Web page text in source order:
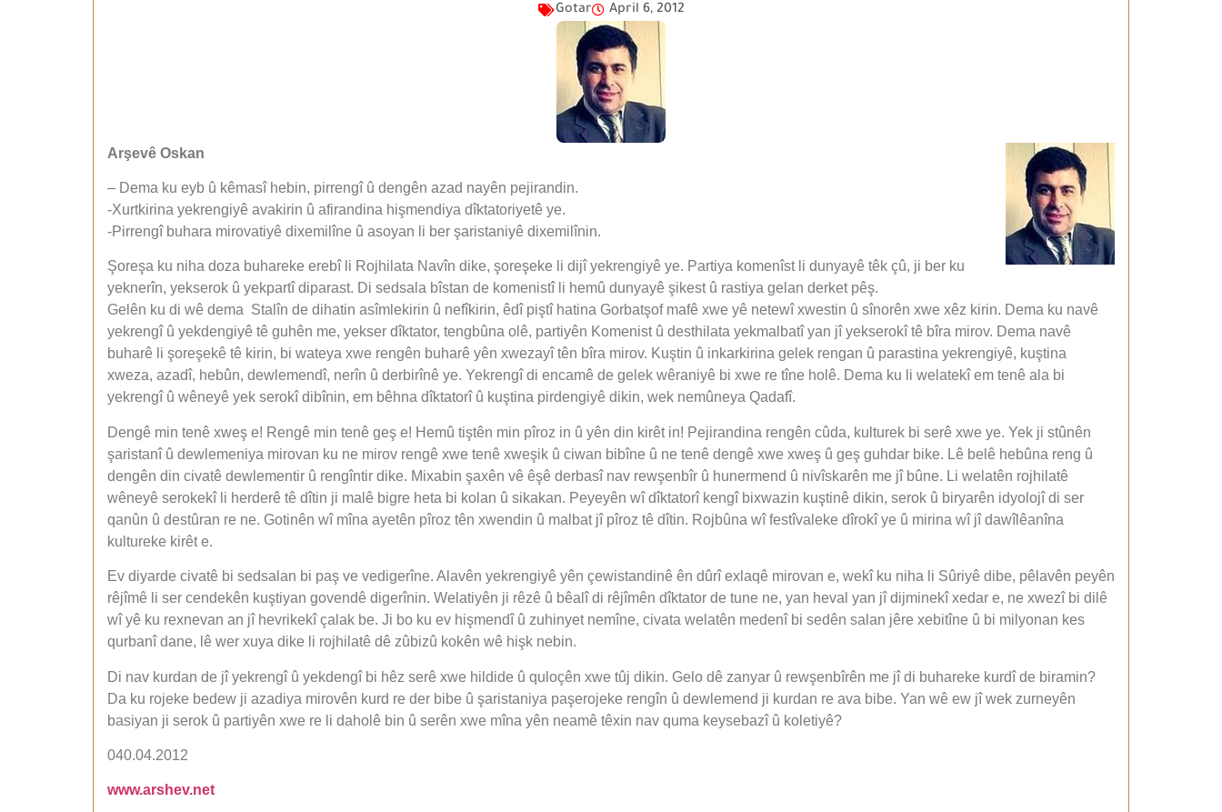
Gotar April 6, 2012
Arşevê Oskan
– Dema ku eyb û kêmasî hebin, pirrengî û dengên azad nayên pejirandin.
-Xurtkirina yekrengiyê avakirin û afirandina hişmendiya dîktatoriyetê ye.
-Pirrengî buhara mirovatiyê dixemilîne û asoyan li ber şaristaniyê dixemilînin.
Şoreşa ku niha doza buhareke erebî li Rojhilata Navîn dike, şoreşeke li dijî yekrengiyê ye. Partiya komenîst li dunyayê têk çû, ji ber ku
yeknerîn, yekserok û yekpartî diparast. Di sedsala bîstan de komenistî li hemû dunyayê şikest û rastiya gelan derket pêş.
Gelên ku di wê dema Stalîn de dihatin asîmlekirin û nefîkirin, êdî piştî hatina Gorbatşof mafê xwe yê netewî xwestin û sînorên xwe xêz kirin. Dema ku navê
yekrengî û yekdengiyê tê guhên me, yekser dîktator, tengbûna olê, partiyên Komenist û desthilata yekmalbatî yan jî yekserokî tê bîra mirov. Dema navê
buharê li şoreşekê tê kirin, bi wateya xwe rengên buharê yên xwezayî tên bîra mirov. Kuştin û inkarkirina gelek rengan û parastina yekrengiyê, kuştina
xweza, azadî, hebûn, dewlemendî, nerîn û derbirînê ye. Yekrengî di encamê de gelek wêraniyê bi xwe re tîne holê. Dema ku li welatekî em tenê ala bi
yekrengî û wêneyê yek serokî dibînin, em bêhna dîktatorî û kuştina pirdengiyê dikin, wek nemûneya Qadafî.
Dengê min tenê xweş e! Rengê min tenê geş e! Hemû tiştên min pîroz in û yên din kirêt in! Pejirandina rengên cûda, kulturek bi serê xwe ye. Yek ji stûnên
şaristanî û dewlemeniya mirovan ku ne mirov rengê xwe tenê xweşik û ciwan bibîne û ne tenê dengê xwe xweş û geş guhdar bike. Lê belê hebûna reng û
dengên din civatê dewlementir û rengîntir dike. Mixabin şaxên vê êşê derbasî nav rewşenbîr û hunermend û nivîskarên me jî bûne. Li welatên rojhilatê
wêneyê serokekî li herderê tê dîtin ji malê bigre heta bi kolan û sikakan. Peyeyên wî dîktatorî kengî bixwazin kuştinê dikin, serok û biryarên idyolojî di ser
qanûn û destûran re ne. Gotinên wî mîna ayetên pîroz tên xwendin û malbat jî pîroz tê dîtin. Rojbûna wî festîvaleke dîrokî ye û mirina wî jî dawîlêanîna
kultureke kirêt e.
Ev diyarde civatê bi sedsalan bi paş ve vedigerîne. Alavên yekrengiyê yên çewistandinê ên dûrî exlaqê mirovan e, wekî ku niha li Sûriyê dibe, pêlavên peyên
rêjîmê li ser cendekên kuştiyan govendê digerînin. Welatiyên ji rêzê û bêalî di rêjîmên dîktator de tune ne, yan heval yan jî dijminekî xedar e, ne xwezî bi dilê
wî yê ku rexnevan an jî hevrikekî çalak be. Ji bo ku ev hişmendî û zuhinyet nemîne, civata welatên medenî bi sedên salan jêre xebitîne û bi milyonan kes
qurbanî dane, lê wer xuya dike li rojhilatê dê zûbizû kokên wê hişk nebin.
Di nav kurdan de jî yekrengî û yekdengî bi hêz serê xwe hildide û quloçên xwe tûj dikin. Gelo dê zanyar û rewşenbîrên me jî di buhareke kurdî de biramin?
Da ku rojeke bedew ji azadiya mirovên kurd re der bibe û şaristaniya paşerojeke rengîn û dewlemend ji kurdan re ava bibe. Yan wê ew jî wek zurneyên
basiyan ji serok û partiyên xwe re li daholê bin û serên xwe mîna yên neamê têxin nav quma keysebazî û koletiyê?
040.04.2012
www.arshev.net